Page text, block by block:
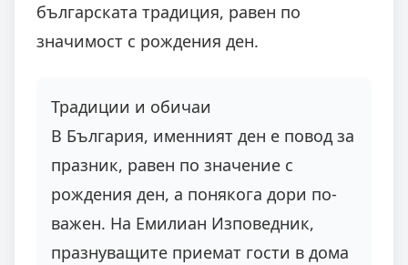
българската традиция, равен по
значимост с рождения ден.
Традиции и обичаи
В България, именният ден е повод за
празник, равен по значение с
рождения ден, а понякога дори по-
важен. На Емилиан Изповедник,
празнуващите приемат гости в дома